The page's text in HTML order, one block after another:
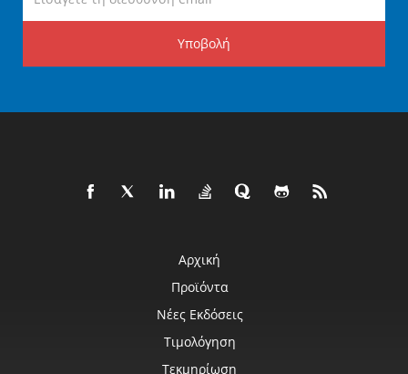
Υποβολή
Αρχική
Προϊόντα
Νέες Εκδόσεις
Τιμολόγηση
Τεκμηρίωση